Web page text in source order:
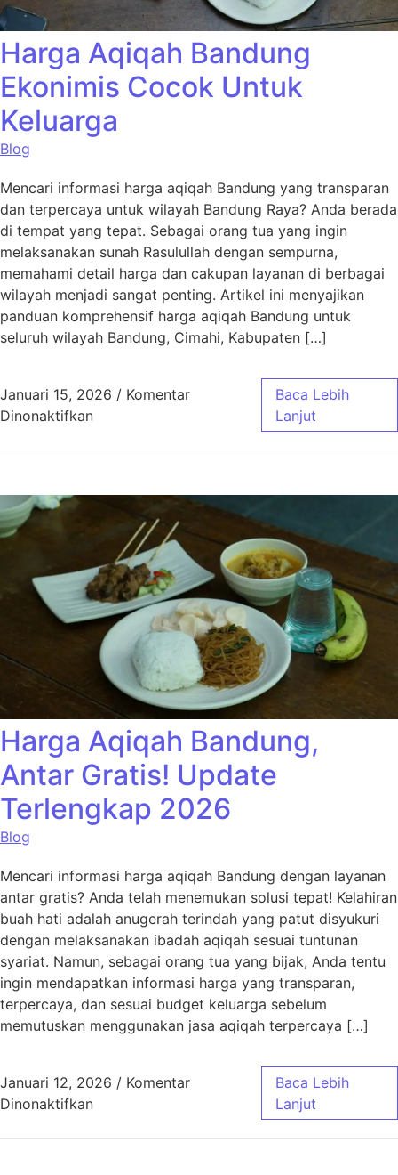
Harga Aqiqah Bandung
Ekonimis Cocok Untuk
Keluarga
Blog
Mencari informasi harga aqiqah Bandung yang transparan
dan terpercaya untuk wilayah Bandung Raya? Anda berada
di tempat yang tepat. Sebagai orang tua yang ingin
melaksanakan sunah Rasulullah dengan sempurna,
memahami detail harga dan cakupan layanan di berbagai
wilayah menjadi sangat penting. Artikel ini menyajikan
panduan komprehensif harga aqiqah Bandung untuk
seluruh wilayah Bandung, Cimahi, Kabupaten […]
Januari 15, 2026 / Komentar
Dinonaktifkanpada Harga Aqiqah Bandung Ekonimis
Baca Lebih
Lanjut
Harga Aqiqah Bandung,
Antar Gratis! Update
Terlengkap 2026
Blog
Mencari informasi harga aqiqah Bandung dengan layanan
antar gratis? Anda telah menemukan solusi tepat! Kelahiran
buah hati adalah anugerah terindah yang patut disyukuri
dengan melaksanakan ibadah aqiqah sesuai tuntunan
syariat. Namun, sebagai orang tua yang bijak, Anda tentu
ingin mendapatkan informasi harga yang transparan,
terpercaya, dan sesuai budget keluarga sebelum
memutuskan menggunakan jasa aqiqah terpercaya […]
Januari 12, 2026 / Komentar
Dinonaktifkanpada Harga Aqiqah Bandung, Antar Gratis!
Baca Lebih
Lanjut